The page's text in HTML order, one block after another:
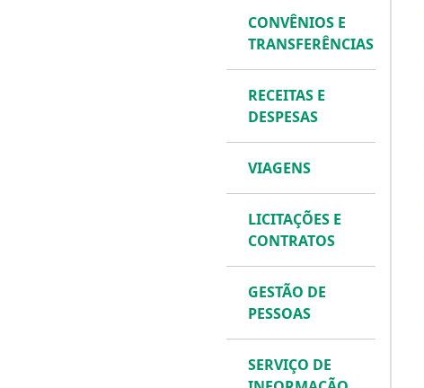
CONVÊNIOS E
TRANSFERÊNCIAS
RECEITAS E
DESPESAS
VIAGENS
LICITAÇÕES E
CONTRATOS
GESTÃO DE
PESSOAS
SERVIÇO DE